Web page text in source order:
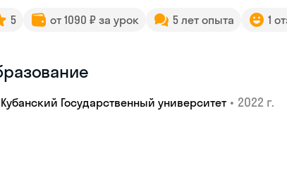
5 от 1090 ₽ за урок 5 лет опыта 1
Кубанский Государственный университет • 2022 г.